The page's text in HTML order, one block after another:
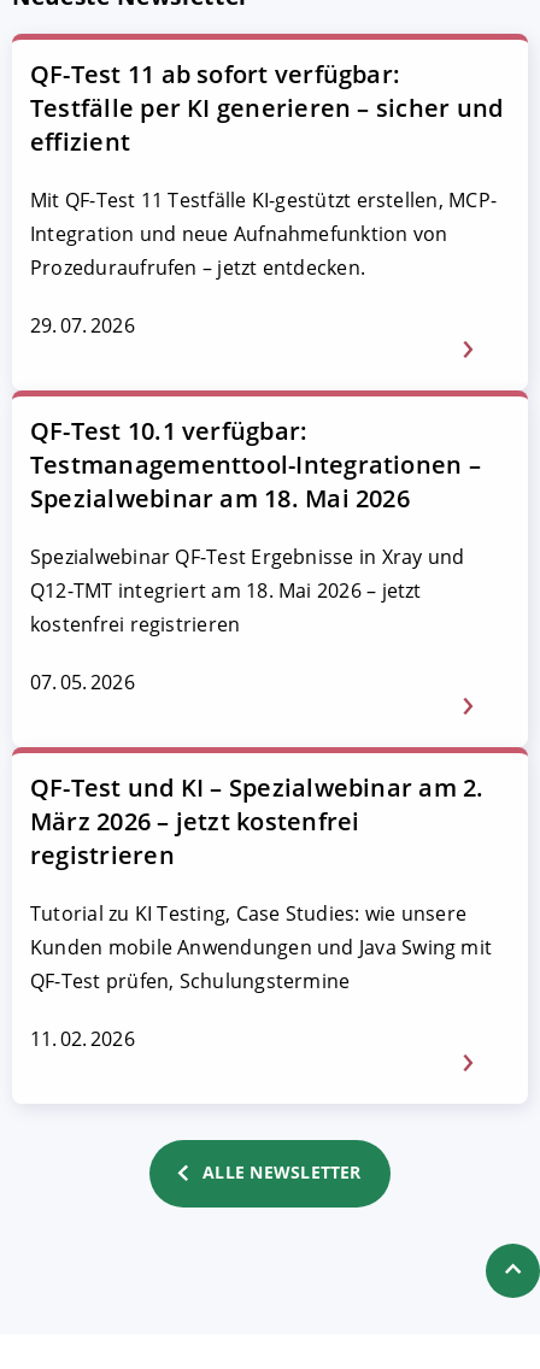
QF-Test 11 ab sofort verfügbar:
Testfälle per KI generieren – sicher und
effizient
Mit QF-Test 11 Testfälle KI-gestützt erstellen, MCP-
Integration und neue Aufnahmefunktion von
Prozeduraufrufen – jetzt entdecken.
29. 07. 2026
QF-Test 10.1 verfügbar:
Testmanagementtool-Integrationen –
Spezialwebinar am 18. Mai 2026
Spezialwebinar QF-Test Ergebnisse in Xray und
Q12-TMT integriert am 18. Mai 2026 – jetzt
kostenfrei registrieren
07. 05. 2026
QF-Test und KI – Spezialwebinar am 2.
März 2026 – jetzt kostenfrei
registrieren
Tutorial zu KI Testing, Case Studies: wie unsere
Kunden mobile Anwendungen und Java Swing mit
QF-Test prüfen, Schulungstermine
11. 02. 2026
ALLE NEWSLETTER